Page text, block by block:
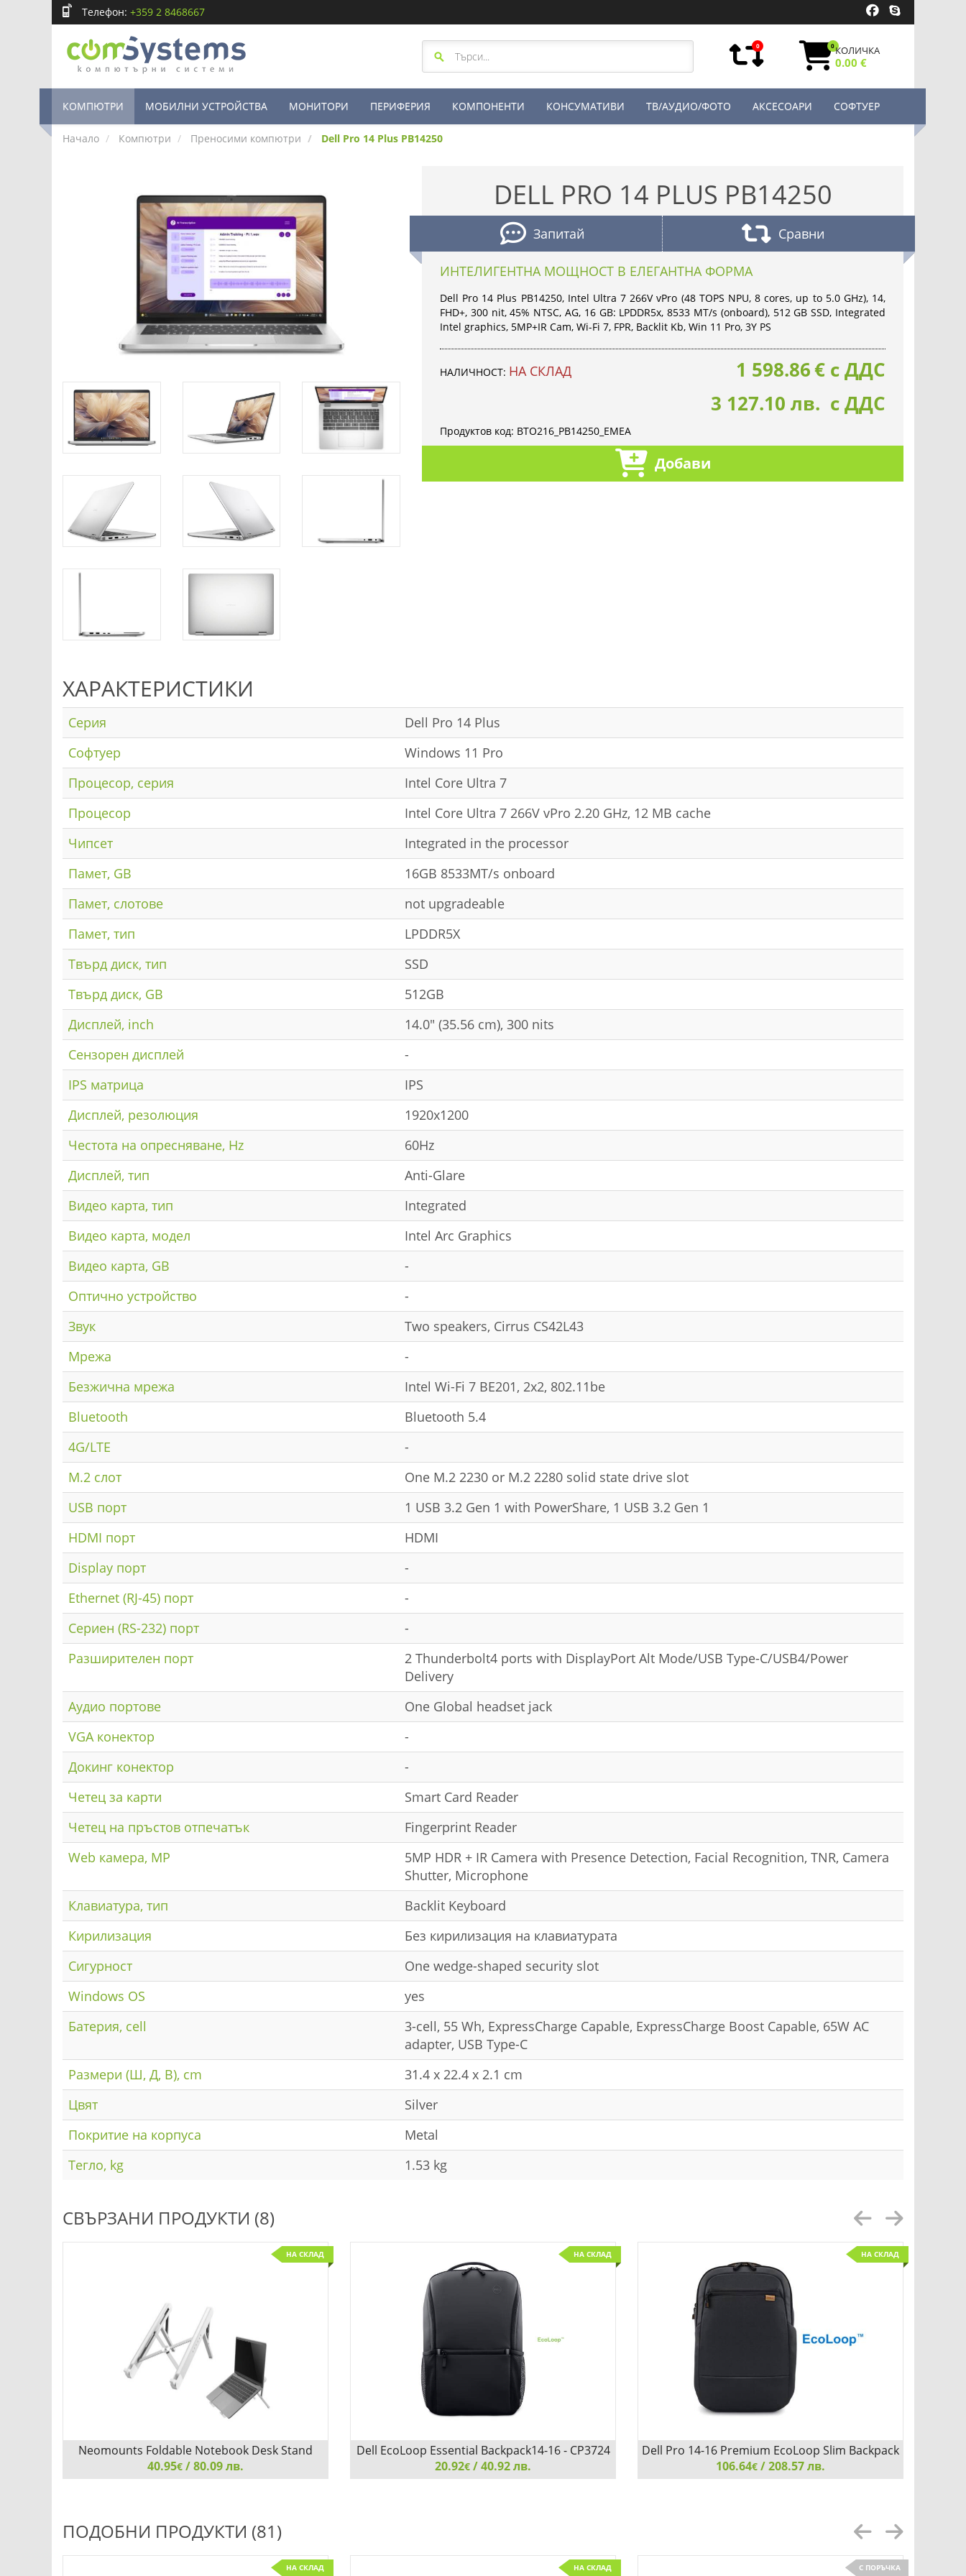
Телефон: +359 2 8468667
0 0КОЛИЧКА
0.00 €
КОМПЮТРИ МОБИЛНИ УСТРОЙСТВА МОНИТОРИ ПЕРИФЕРИЯ КОМПОНЕНТИ КОНСУМАТИВИ ТВ/АУДИО/ФОТО АКСЕСОАРИ СОФТУЕР
Начало Компютри Преносими компютри Dell Pro 14 Plus PB14250
DELL PRO 14 PLUS PB14250
Запитай Сравни
ИНТЕЛИГЕНТНА МОЩНОСТ В ЕЛЕГАНТНА ФОРМА
Dell Pro 14 Plus PB14250, Intel Ultra 7 266V vPro (48 TOPS NPU, 8 cores, up to 5.0 GHz), 14,
FHD+, 300 nit, 45% NTSC, AG, 16 GB: LPDDR5x, 8533 MT/s (onboard), 512 GB SSD, Integrated
Intel graphics, 5MP+IR Cam, Wi-Fi 7, FPR, Backlit Kb, Win 11 Pro, 3Y PS
НАЛИЧНОСТ: НА СКЛАД 1 598.86€ с ДДС
3 127.10 лв. с ДДС
Продуктов код: BTO216_PB14250_EMEA
Добави
ХАРАКТЕРИСТИКИ
Серия
Dell Pro 14 Plus
Софтуер
Windows 11 Pro
Процесор, серия
Intel Core Ultra 7
Процесор
Intel Core Ultra 7 266V vPro 2.20 GHz, 12 MB cache
Чипсет
Integrated in the processor
Памет, GB
16GB 8533MT/s onboard
Памет, слотове
not upgradeable
Памет, тип
LPDDR5X
Твърд диск, тип
SSD
Твърд диск, GB
512GB
Дисплей, inch
14.0" (35.56 cm), 300 nits
Сензорен дисплей
-
IPS матрица
IPS
Дисплей, резолюция
1920x1200
Честота на опресняване, Hz
60Hz
Дисплей, тип
Anti-Glare
Видео карта, тип
Integrated
Видео карта, модел
Intel Arc Graphics
Видео карта, GB
-
Оптично устройство
-
Звук
Two speakers, Cirrus CS42L43
Мрежа
-
Безжична мрежа
Intel Wi-Fi 7 BE201, 2x2, 802.11be
Bluetooth
Bluetooth 5.4
4G/LTE
-
M.2 слот
One M.2 2230 or M.2 2280 solid state drive slot
USB порт
1 USB 3.2 Gen 1 with PowerShare, 1 USB 3.2 Gen 1
HDMI порт
HDMI
Display порт
-
Ethernet (RJ-45) порт
-
Сериен (RS-232) порт
-
Разширителен порт
2 Thunderbolt4 ports with DisplayPort Alt Mode/USB Type-C/USB4/Power
Delivery
Аудио портове
One Global headset jack
VGA конектор
-
Докинг конектор
-
Четец за карти
Smart Card Reader
Четец на пръстов отпечатък
Fingerprint Reader
Web камера, MP
5MP HDR + IR Camera with Presence Detection, Facial Recognition, TNR, Camera
Shutter, Microphone
Клавиатура, тип
Backlit Keyboard
Кирилизация
Без кирилизация на клавиатурата
Сигурност
One wedge-shaped security slot
Windows OS
yes
Батерия, cell
3-cell, 55 Wh, ExpressCharge Capable, ExpressCharge Boost Capable, 65W AC
adapter, USB Type-C
Размери (Ш, Д, В), cm
31.4 x 22.4 x 2.1 cm
Цвят
Silver
Покритие на корпуса
Metal
Тегло, kg
1.53 kg
СВЪРЗАНИ ПРОДУКТИ (8)
НА СКЛАД
Neomounts Foldable Notebook Desk Stand
(ergonomic)
40.95€ / 80.09 лв.
НА СКЛАД
Dell EcoLoop Essential Backpack14-16 - CP3724
20.92€ / 40.92 лв.
НА СКЛАД
Dell Pro 14-16 Premium EcoLoop Slim Backpack
- CP7625S
106.64€ / 208.57 лв.
ПОДОБНИ ПРОДУКТИ (81)
НА СКЛАД НА СКЛАД С ПОРЪЧКА